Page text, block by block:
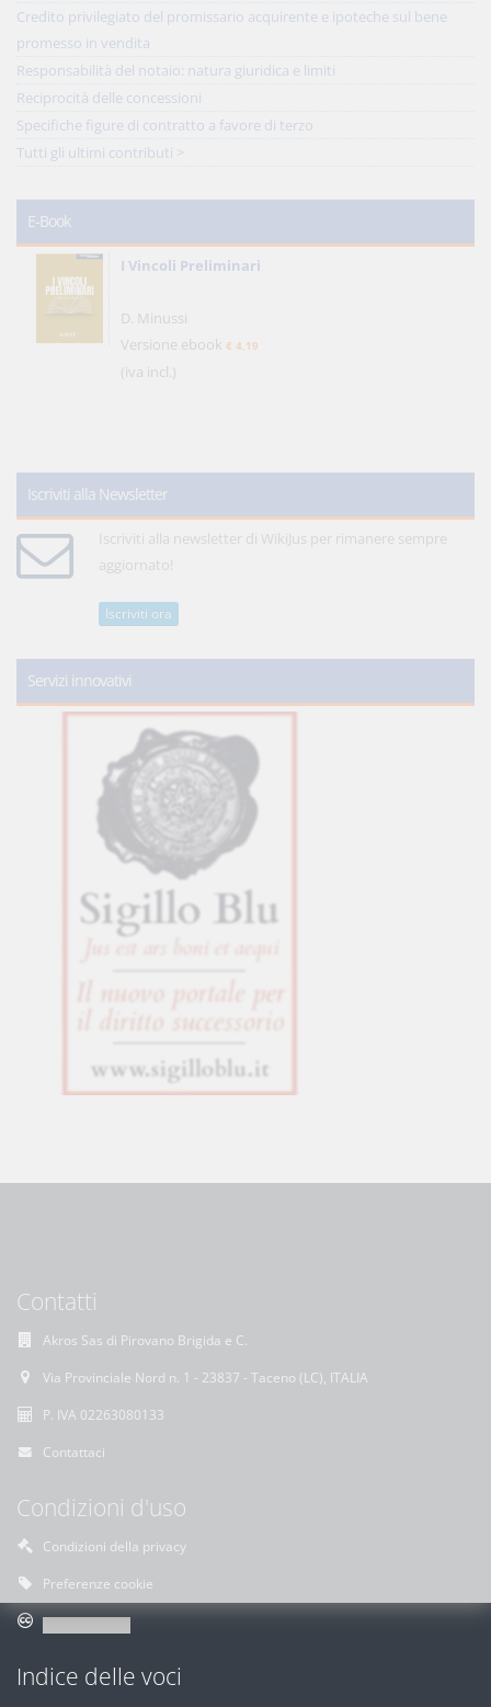
Credito privilegiato del promissario acquirente e ipoteche sul bene
promesso in vendita
Responsabilità del notaio: natura giuridica e limiti
Reciprocità delle concessioni
Specifiche figure di contratto a favore di terzo
Tutti gli ultimi contributi >
E-Book
I Vincoli Preliminari
D. Minussi
Versione ebook € 4,19
(iva incl.)
Iscriviti alla Newsletter
Iscriviti alla newsletter di WikiJus per rimanere sempre
aggiornato!
Iscriviti ora
Servizi innovativi
Contatti
Akros Sas di Pirovano Brigida e C.
Via Provinciale Nord n. 1 - 23837 - Taceno (LC), ITALIA
P. IVA 02263080133
Contattaci
Condizioni d'uso
Condizioni della privacy
Preferenze cookie
Indice delle voci